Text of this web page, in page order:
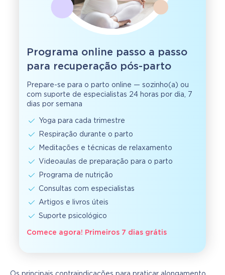
Programa online passo a passo
para recuperação pós-parto
Prepare-se para o parto online — sozinho(a) ou
com suporte de especialistas 24 horas por dia, 7
dias por semana
Yoga para cada trimestre
Respiração durante o parto
Meditações e técnicas de relaxamento
Videoaulas de preparação para o parto
Programa de nutrição
Consultas com especialistas
Artigos e livros úteis
Suporte psicológico
Comece agora! Primeiros 7 dias grátis